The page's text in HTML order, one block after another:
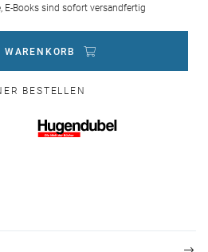
E-Books sind sofort versandfertig
WARENKORB
BESTELLEN